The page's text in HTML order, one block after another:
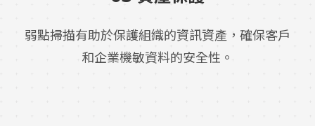
弱點掃描有助於保護組織的資訊資產，確保客戶
和企業機敏資料的安全性。